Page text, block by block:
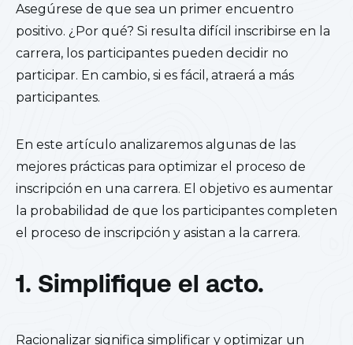
Asegúrese de que sea un primer encuentro
positivo. ¿Por qué? Si resulta difícil inscribirse en la
carrera, los participantes pueden decidir no
participar. En cambio, si es fácil, atraerá a más
participantes.
En este artículo analizaremos algunas de las
mejores prácticas para optimizar el proceso de
inscripción en una carrera. El objetivo es aumentar
la probabilidad de que los participantes completen
el proceso de inscripción y asistan a la carrera.
1. Simplifique el acto.
Racionalizar significa simplificar y optimizar un